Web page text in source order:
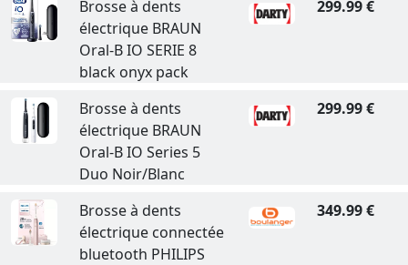
Brosse à dents
électrique BRAUN
Oral-B IO SERIE 8
black onyx pack
299.99 €
Brosse à dents
électrique BRAUN
Oral-B IO Series 5
Duo Noir/Blanc
299.99 €
Brosse à dents
électrique connectée
bluetooth PHILIPS
349.99 €